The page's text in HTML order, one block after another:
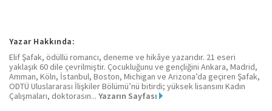
Yazar Hakkında:
Elif Şafak, ödüllü romancı, deneme ve hikâye yazarıdır. 21 eseri
yaklaşık 60 dile çevrilmiştir. Çocukluğunu ve gençliğini Ankara, Madrid,
Amman, Köln, İstanbul, Boston, Michigan ve Arizona’da geçiren Şafak,
ODTÜ Uluslararası İlişkiler Bölümü’nü bitirdi; yüksek lisansını Kadın
Çalışmaları, doktorasın... Yazarın Sayfası